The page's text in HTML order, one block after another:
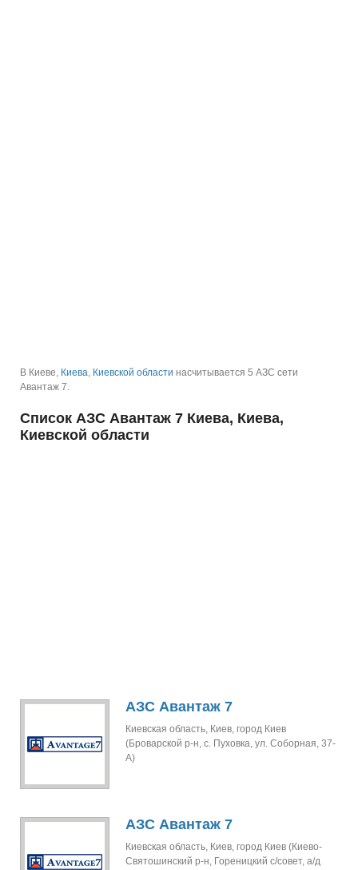
В Киеве, Киева, Киевской области насчитывается 5 АЗС сети
Авантаж 7.
Список АЗС Авантаж 7 Киева, Киева,
Киевской области
АЗС Авантаж 7
Киевская область, Киев, город Киев
(Броварской р-н, с. Пуховка, ул. Соборная, 37-
А)
АЗС Авантаж 7
Киевская область, Киев, город Киев (Киево-
Святошинский р-н, Гореницкий с/совет, а/д